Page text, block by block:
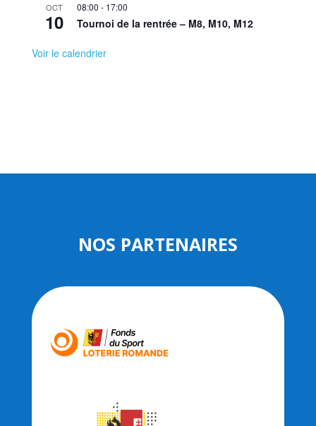
OCT
10
08:00 - 17:00
Tournoi de la rentrée – M8, M10, M12
Voir le calendrier
NOS PARTENAIRES